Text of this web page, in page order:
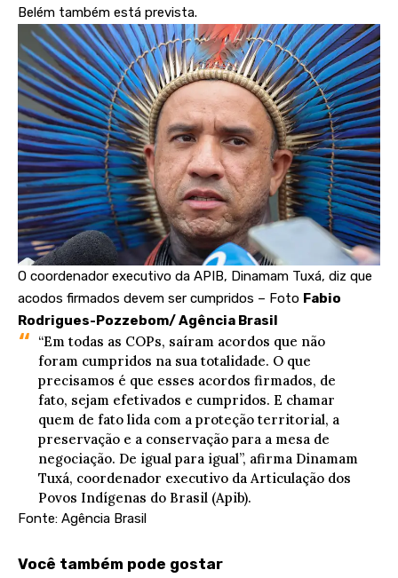
Belém também está prevista.
O coordenador executivo da APIB, Dinamam Tuxá, diz que
acodos firmados devem ser cumpridos – Foto Fabio
Rodrigues-Pozzebom/ Agência Brasil
“Em todas as COPs, saíram acordos que não
foram cumpridos na sua totalidade. O que
precisamos é que esses acordos firmados, de
fato, sejam efetivados e cumpridos. E chamar
quem de fato lida com a proteção territorial, a
preservação e a conservação para a mesa de
negociação. De igual para igual”, afirma Dinamam
Tuxá, coordenador executivo da Articulação dos
Povos Indígenas do Brasil (Apib).
Fonte: Agência Brasil
Você também pode gostar